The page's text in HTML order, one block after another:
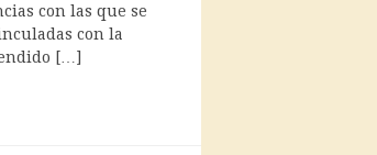
con las que se
con la
[…]